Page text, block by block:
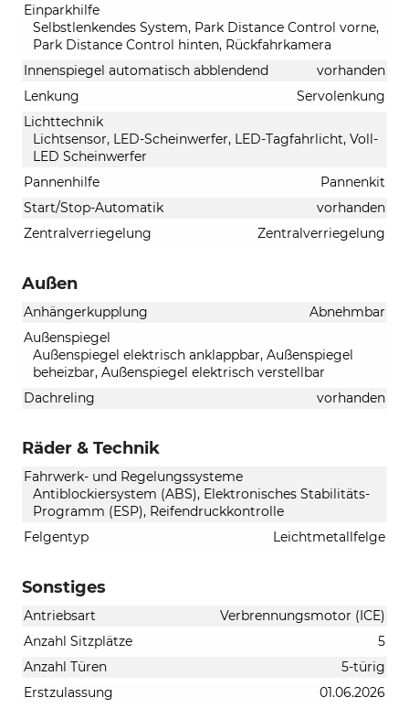
Einparkhilfe
Selbstlenkendes System, Park Distance Control vorne,
Park Distance Control hinten, Rückfahrkamera
Innenspiegel automatisch abblendend
vorhanden
Lenkung
Servolenkung
Lichttechnik
Lichtsensor, LED-Scheinwerfer, LED-Tagfahrlicht, Voll-
LED Scheinwerfer
Pannenhilfe
Pannenkit
Start/Stop-Automatik
vorhanden
Zentralverriegelung
Zentralverriegelung
Außen
Anhängerkupplung
Abnehmbar
Außenspiegel
Außenspiegel elektrisch anklappbar, Außenspiegel
beheizbar, Außenspiegel elektrisch verstellbar
Dachreling
vorhanden
Räder & Technik
Fahrwerk- und Regelungssysteme
Antiblockiersystem (ABS), Elektronisches Stabilitäts-
Programm (ESP), Reifendruckkontrolle
Felgentyp
Leichtmetallfelge
Sonstiges
Antriebsart
Verbrennungsmotor (ICE)
Anzahl Sitzplätze
5
Anzahl Türen
5-türig
Erstzulassung
01.06.2026